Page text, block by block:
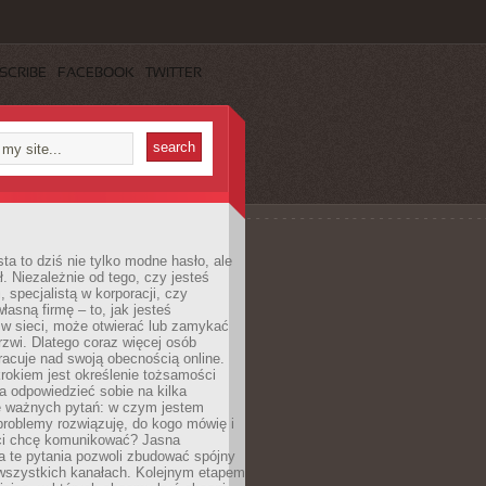
FACEBOOK TWITTER
to dziś nie tylko modne hasło, ale
Niezależnie od tego, czy jesteś
specjalistą w korporacji, czy
firmę – to, jak jesteś
sieci, może otwierać lub zamykać
Dlatego coraz więcej osób
nad swoją obecnością online.
jest określenie tożsamości
odpowiedzieć sobie na kilka
ważnych pytań: w czym jestem
rozwiązuję, do kogo mówię i
chcę komunikować? Jasna
te pytania pozwoli zbudować spójny
kanałach. Kolejnym etapem